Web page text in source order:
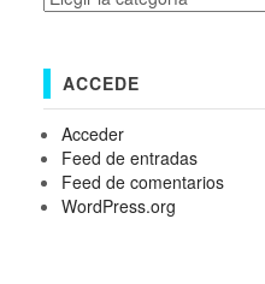
ACCEDE
Acceder
Feed de entradas
Feed de comentarios
WordPress.org